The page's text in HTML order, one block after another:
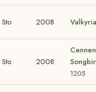
Sto 2008 Valkyria
Sto 2008
Cennen
1205